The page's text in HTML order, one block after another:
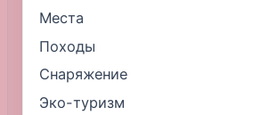
Места
Походы
Снаряжение
Эко-туризм